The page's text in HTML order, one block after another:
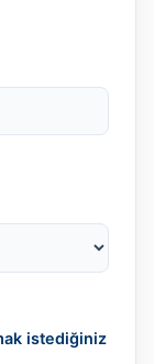
istediğiniz